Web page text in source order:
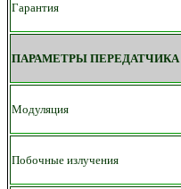
Гарантия
ПАРАМЕТРЫ ПЕРЕДАТЧИКА
Модуляция
Побочные излучения